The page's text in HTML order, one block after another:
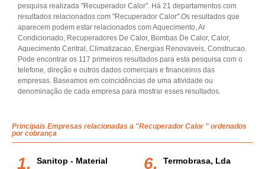
pesquisa realizada "Recuperador Calor". Há 21 departamentos com
resultados relacionados com "Recuperador Calor".Os resultados que
aparecem podem estar relacionados com Aquecimento, Ar
Condicionado, Recuperadores De Calor, Bombas De Calor, Calor,
Aquecimento Central, Climatizacao, Energias Renovaveis, Construcao.
Pode encontrar os 117 primeiros resultados para esta pesquisa com o
telefone, direção e outros dados comerciais e financeiros das
empresas. Baseamos em coincidências de uma atividade ou
denominação de cada empresa para mostrar esses resultados.
Principais Empresas relacionadas a "Recuperador Calor " ordenados
por cobrança
Sanitop - Material
Termobrasa, Lda